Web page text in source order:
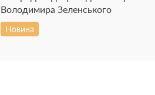
Володимира Зеленського
Новина